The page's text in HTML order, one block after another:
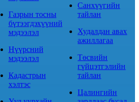
Газрын тосны
бүтээгдэхүүний
мэдээлэл
Нүүрсний
мэдээлэл
Кадастрын
хэлтэс
Санхүүгийн
тайлан
Худалдан авах
ажиллагаа
Төсвийн
гүйцэтгэлийн
тайлан
Цалингийн